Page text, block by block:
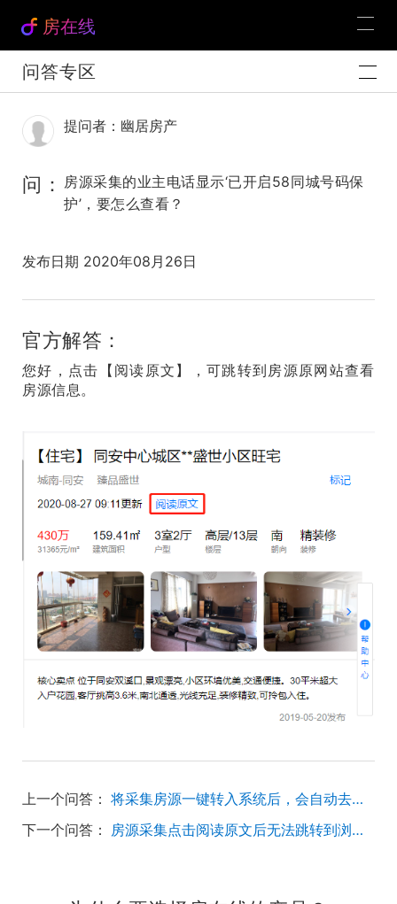
房在线
问答专区
提问者：幽居房产
问：
房源采集的业主电话显示‘已开启58同城号码保
护’，要怎么查看？
发布日期 2020年08月26日
官方解答：
您好，点击【阅读原文】，可跳转到房源原网站查看
房源信息。
上一个问答：
将采集房源一键转入系统后，会自动去除图片水印吗？
下一个问答：
房源采集点击阅读原文后无法跳转到浏览器，该怎么操作？